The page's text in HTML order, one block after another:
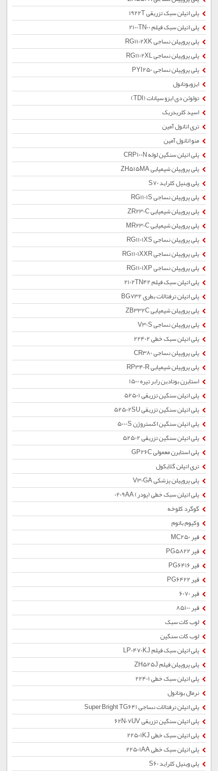
پلی اتیلن سبک تزریقی 1922T
پلی اتیلن سبک فیلم 2100TN00
پلی پروپیلن نساجی RG1102XK
پلی پروپیلن نساجی RG1102XL
پلی پروپیلن نساجی PYI250
ایزوبوتانول
تولوئن دی ایزو سیانات (TDI)
اسید کلریدریک
تری اتانول آمین
منو اتانول آمین
پلی اتیلن سنگین لوله CRP100N
پلی پروپیلن شیمیایی ZH515MA
پلی وینیل کلراید S70
پلی پروپیلن نساجی RG1101S
پلی پروپیلن شیمیایی ZR230C
پلی پروپیلن شیمیایی MR230C
پلی پروپیلن نساجی RG1101XS
پلی پروپیلن نساجی RG1101XXR
پلی پروپیلن نساجی RG1101XP
پلی اتیلن سبک فیلم 2102TN42
پلی اتیلن ترفتالات بطری BG732
پلی پروپیلن شیمیایی ZB332C
پلی پروپیلن نساجی V30S
پلی اتیلن سبک خطی 22402
پلی پروپیلن نساجی CR380
پلی پروپیلن شیمیایی RP340R
استایرن بوتادین رابر تیره 1500
پلی اتیلن سنگین تزریقی 52501
پلی اتیلن سنگین تزریقی 52502SU
پلی اتیلن سنگین اکستروژن 5000S
پلی اتیلن سنگین تزریقی 52502
پلی استایرن معمولی GP26C
تری اتیلن گلایکول
پلی پروپیلن پزشکی V30GA
پلی اتیلن سبک خطی (پودر) 0209AA
گوگرد کلوخه
وکیوم باتوم
قیر MC250
قیر PG5822
قیر PG6416
قیر PG6422
قیر 6070
قیر 85100
لوب کات سبک
لوب کات سنگین
پلی اتیلن سبک فیلم LP0470KJ
پلی پروپیلن فیلم ZH525J
پلی اتیلن سبک خطی 22401
نرمال بوتانول
پلی اتیلن ترفتالات نساجی Super Bright TG641
پلی اتیلن سنگین تزریقی 62N07UV
پلی اتیلن سبک خطی 22501KJ
پلی اتیلن سبک خطی 22501AA
پلی وینیل کلراید S60